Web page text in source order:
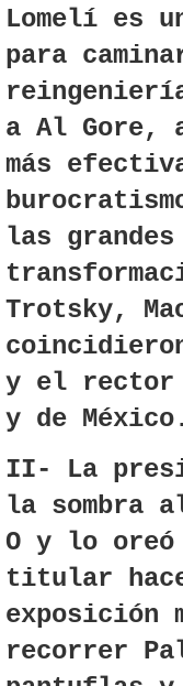
Lomelí es
para
a Al Gore,
más
las grandes
Trotsky,
y el rector
y de
II- La
la sombra
O y lo oreó
titular
exposición
recorrer